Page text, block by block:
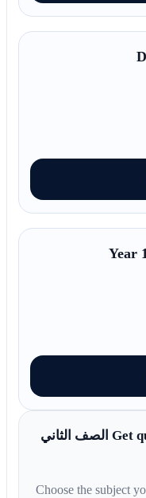
Year
Get quizzes for a different subject in الصف الثاني
Choose the subject